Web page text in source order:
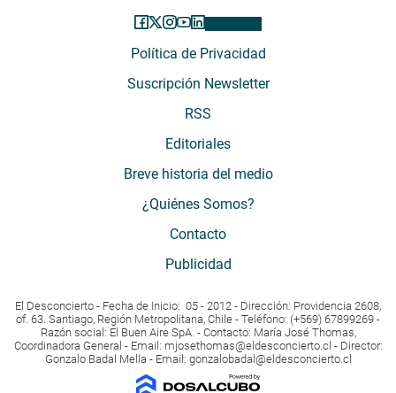
Política de Privacidad
Suscripción Newsletter
RSS
Editoriales
Breve historia del medio
¿Quiénes Somos?
Contacto
Publicidad
El Desconcierto - Fecha de Inicio: 05 - 2012 - Dirección: Providencia 2608,
of. 63. Santiago, Región Metropolitana, Chile - Teléfono: (+569) 67899269 -
Razón social: El Buen Aire SpA. - Contacto: María José Thomas,
Coordinadora General - Email: mjosethomas@eldesconcierto.cl - Director:
Gonzalo Badal Mella - Email: gonzalobadal@eldesconcierto.cl